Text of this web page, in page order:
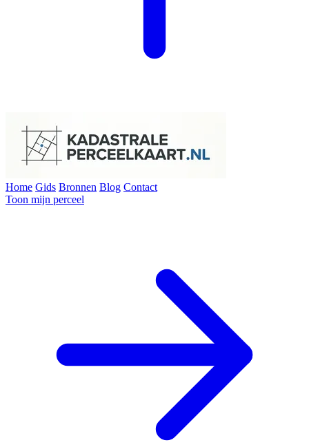
Home Gids Bronnen Blog Contact
Toon mijn perceel